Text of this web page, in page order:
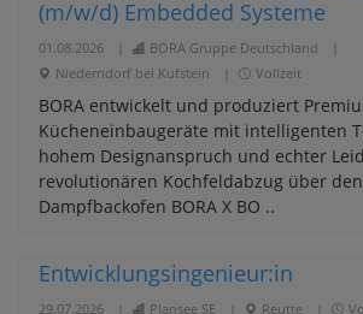
(m/w/d) Embedded Systeme
01.08.2026 BORA Gruppe Deutschland
Niederndorf bei Kufstein
Vollzeit
BORA entwickelt und produziert
Kücheneinbaugeräte mit intelligenten
hohem Designanspruch und echter
revolutionären Kochfeldabzug über
Dampfbackofen BORA X BO ..
Entwicklungsingenieur:in
29.07.2026 Plansee SE Reutte